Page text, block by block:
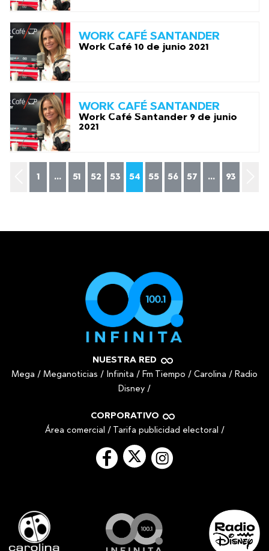
WORK CAFÉ SANTANDER
Work Café 10 de junio 2021
WORK CAFÉ SANTANDER
Work Café Santander 9 de junio
2021
1 ... 51 52 53 54 55 56 57 ... 93
NUESTRA RED
Mega / Meganoticias / Infinita / Fm Tiempo / Carolina / Radio
Disney /
CORPORATIVO
Área comercial / Tarifa publicidad electoral /